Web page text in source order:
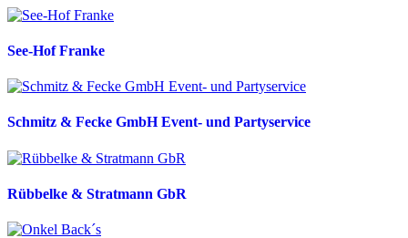
See-Hof Franke
Schmitz & Fecke GmbH Event- und Partyservice
Rübbelke & Stratmann GbR